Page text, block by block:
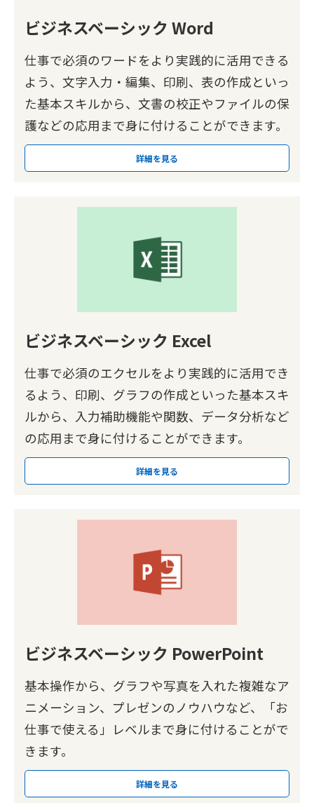
ビジネスベーシック Word
仕事で必須のワードをより実践的に活用できる
よう、文字入力・編集、印刷、表の作成といっ
た基本スキルから、文書の校正やファイルの保
護などの応用まで身に付けることができます。
詳細を見る
ビジネスベーシック Excel
仕事で必須のエクセルをより実践的に活用でき
るよう、印刷、グラフの作成といった基本スキ
ルから、入力補助機能や関数、データ分析など
の応用まで身に付けることができます。
詳細を見る
ビジネスベーシック PowerPoint
基本操作から、グラフや写真を入れた複雑なア
ニメーション、プレゼンのノウハウなど、「お
仕事で使える」レベルまで身に付けることがで
きます。
詳細を見る